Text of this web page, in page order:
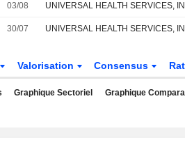
03/08
30/07
Valorisation Consensus
Graphique Sectoriel Graphique